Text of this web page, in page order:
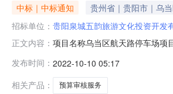
中标｜中标通知
贵州省｜贵阳市｜乌
招标单位： 贵阳泉城五韵旅游文化投资开发
正文内容： 项目名称乌当区航天路停车场项
报价：下浮率33%。
发布时间： 2022-10-10 05:17
相关产品：
预算审核服务